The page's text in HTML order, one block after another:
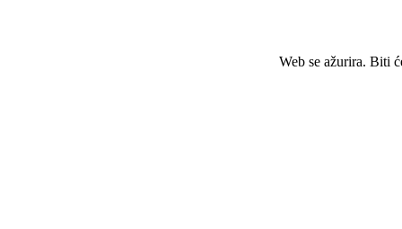
Web se ažurira. Biti